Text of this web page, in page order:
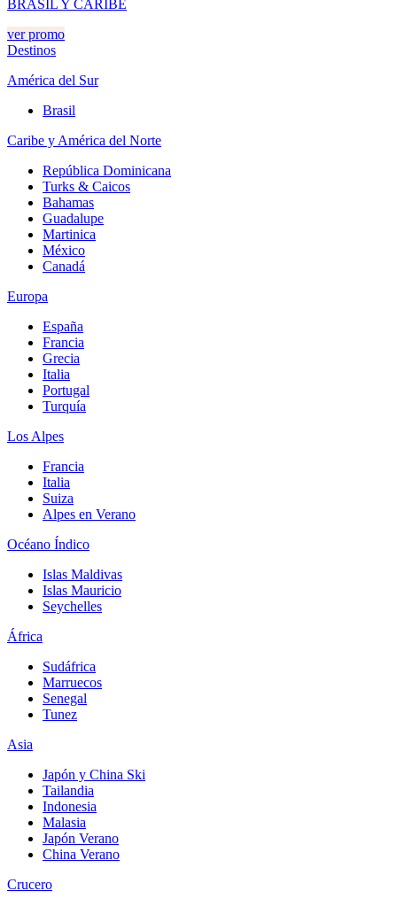
BRASIL Y CARIBE
ver promo
Destinos
América del Sur
Brasil
Caribe y América del Norte
República Dominicana
Turks & Caicos
Bahamas
Guadalupe
Martinica
México
Canadá
Europa
España
Francia
Grecia
Italia
Portugal
Turquía
Los Alpes
Francia
Italia
Suiza
Alpes en Verano
Océano Índico
Islas Maldivas
Islas Mauricio
Seychelles
África
Sudáfrica
Marruecos
Senegal
Tunez
Asia
Japón y China Ski
Tailandia
Indonesia
Malasia
Japón Verano
China Verano
Crucero